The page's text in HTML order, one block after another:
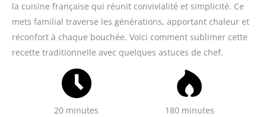
la cuisine française qui réunit convivialité et simplicité. Ce
mets familial traverse les générations, apportant chaleur et
réconfort à chaque bouchée. Voici comment sublimer cette
recette traditionnelle avec quelques astuces de chef.
20 minutes 180 minutes